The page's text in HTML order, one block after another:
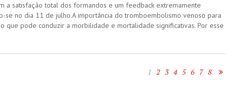
a satisfação total dos formandos e um feedback extremamente
no dia 11 de julho.A importância do tromboembolismo venoso para
que pode conduzir a morbilidade e mortalidade significativas. Por esse
1 2 3 4 5 6 7 8